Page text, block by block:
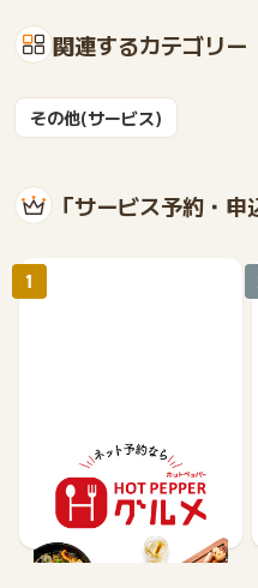
関連するカテゴリー
その他(サービス)
「サービス予約・
【ホットペッパーグル
メ】レストラン予約
85
1